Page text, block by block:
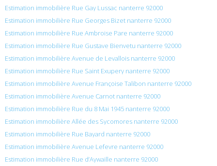
Estimation immobilière Rue Gay Lussac nanterre 92000
Estimation immobilière Rue Georges Bizet nanterre 92000
Estimation immobilière Rue Ambroise Pare nanterre 92000
Estimation immobilière Rue Gustave Bienvetu nanterre 92000
Estimation immobilière Avenue de Levallois nanterre 92000
Estimation immobilière Rue Saint Exupery nanterre 92000
Estimation immobilière Avenue Françoise Talibon nanterre 92000
Estimation immobilière Avenue Carnot nanterre 92000
Estimation immobilière Rue du 8 Mai 1945 nanterre 92000
Estimation immobilière Allée des Sycomores nanterre 92000
Estimation immobilière Rue Bayard nanterre 92000
Estimation immobilière Avenue Lefevre nanterre 92000
Estimation immobilière Rue d’Aywaille nanterre 92000